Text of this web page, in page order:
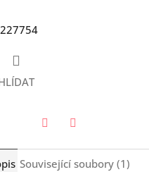
Související soubory (1)